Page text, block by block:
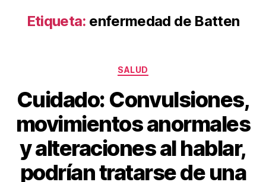
Etiqueta: enfermedad de Batten
Categorías
SALUD
Cuidado: Convulsiones,
movimientos anormales
y alteraciones al hablar,
podrían tratarse de una